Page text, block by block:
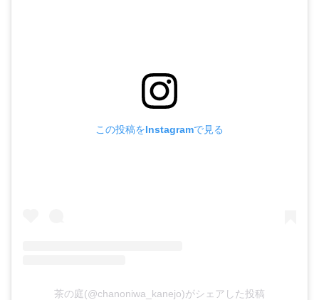
この投稿をInstagramで見る
茶の庭(@chanoniwa_kanejo)がシェアした投稿